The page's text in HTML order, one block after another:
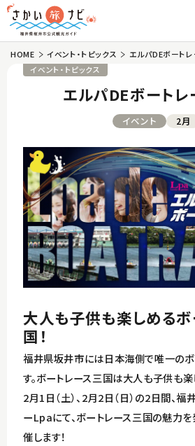
はじめての坂井市
三国湊
丸岡城
竹田
グルメ
越前がに
ふくい甘えび
越前おろしそば
観光
温泉・宿泊
体験
モデルコース
東尋坊・雄島～三国湊コース
丸岡城～永平寺コース
竹田～恐竜博物館コース
イベント
アクセス
観光パンフレット
HOME イベント・トピックス エルパDEボート
イベント・トピックス
エルパDEボートレ
イベント 2月
大人も子供も楽しめるボ
国！
福井県坂井市には日本海側で唯一のボ
す。ボートレース三国は大人も子供も楽
2月1日（土）、2月2日（日）の2日間、
ーLpaにて、ボートレース三国の魅力
催します！